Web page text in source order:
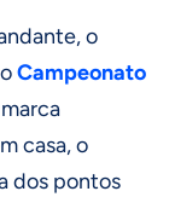
o
Campeonato
casa, o
dos pontos